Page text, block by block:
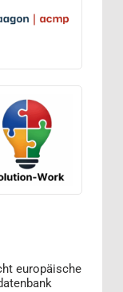
europäische